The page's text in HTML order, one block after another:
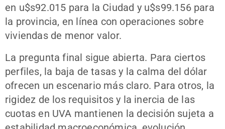
en u$s92.015 para la Ciudad y u$s99.156 para
la provincia, en línea con operaciones sobre
viviendas de menor valor.
La pregunta final sigue abierta. Para ciertos
perfiles, la baja de tasas y la calma del dólar
ofrecen un escenario más claro. Para otros, la
rigidez de los requisitos y la inercia de las
cuotas en UVA mantienen la decisión sujeta a